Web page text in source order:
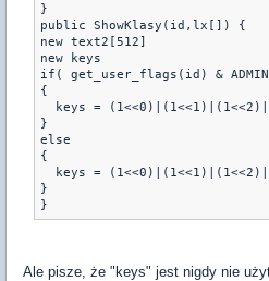
}
public ShowKlasy(id,lx[]) {
new text2[512]
new keys
if( get_user_flags(id) &
{
keys =
}
else
{
keys =
}
}
Ale pisze, że "keys" jest nigdy nie